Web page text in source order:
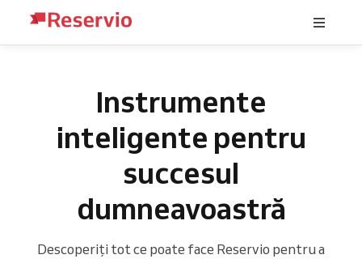
Instrumente
inteligente pentru
succesul
dumneavoastră
Descoperiți tot ce poate face Reservio pentru a